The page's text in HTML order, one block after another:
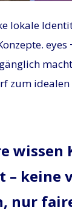
lokale
zum
keine
nur